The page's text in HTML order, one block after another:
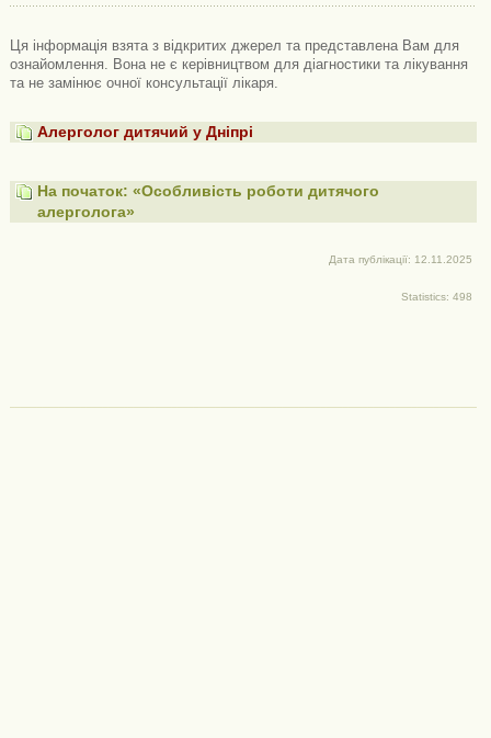
Ця інформація взята з відкритих джерел та представлена ​​Вам для
ознайомлення. Вона не є керівництвом для діагностики та лікування
та не замінює очної консультації лікаря.
Алерголог дитячий у Дніпрі
На початок: «Особливість роботи дитячого
алерголога»
Дата публікації: 12.11.2025
Statistics: 498